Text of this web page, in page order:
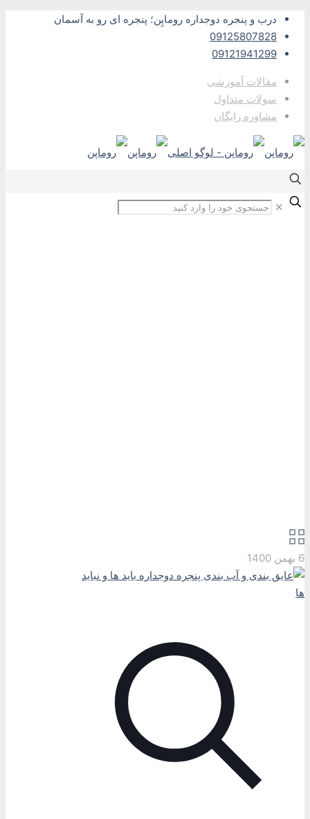
درب و پنجره دوجداره روماپِن؛ پنجره ای رو به آسمان
09125807828
09121941299
مقالات آموزشی
سولات متداول
مشاوره رایگان
✕
6 بهمن 1400